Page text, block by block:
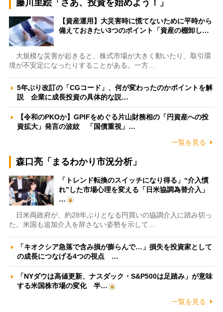
藤川里絵「さあ、投資を始めよう！」
【資産運用】大災害時に慌てないために平時から
備えておきたい3つのポイント「資産の棚卸し…
大規模な災害が起きると、株式市場が大きく動いたり、取引環
境が不安定になったりすることがある。一方…
5年ぶり改訂の「CGコード」、何が変わったのかポイントを解
説 企業に成長投資の具体的な説…
【令和のPKOか】GPIFをめぐる片山財務相の「円資産への投
資拡大」発言の波紋 「国債重視」…
一覧を見る
森口亮「まるわかり市況分析」
「トレンド転換のスイッチになり得る」“介入慣
れ”した市場心理を変える「日米協調為替介入」
…
日米両政府が、約28年ぶりとなる円買いの協調介入に踏み切っ
た。米国も追加介入を辞さない姿勢を示して…
「キオクシア急落で含み損が膨らんで…」損失を投資家として
の成長につなげる4つの視点 …
「NYダウは高値更新、ナスダック・S&P500は足踏み」が意味
する米国株市場の変化 半…
一覧を見る